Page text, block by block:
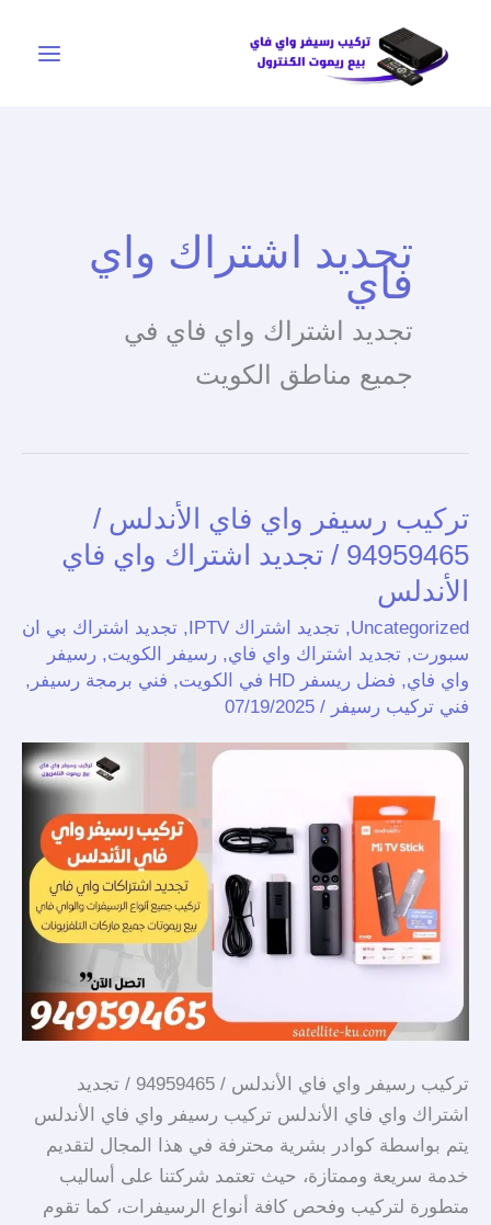
المحتوى
تجديد اشتراك واي
فاي
تجديد اشتراك واي فاي في
جميع مناطق الكويت
تركيب رسيفر واي فاي الأندلس /
94959465 / تجديد اشتراك واي فاي
الأندلس
Uncategorized
, تجديد اشتراك IPTV , تجديد اشتراك بي ان
سبورت, تجديد اشتراك واي فاي, رسيفر الكويت, رسيفر
واي فاي, فضل ريسفر HD في الكويت , فني برمجة رسيفر ,
فني تركيب رسيفر /
07/19/2025
تركيب رسيفر واي فاي الأندلس / 94959465 / تجديد
اشتراك واي فاي الأندلس تركيب رسيفر واي فاي الأندلس
يتم بواسطة كوادر بشرية محترفة في هذا المجال لتقديم
خدمة سريعة وممتازة، حيث تعتمد شركتنا على أساليب
متطورة لتركيب وفحص كافة أنواع الرسيفرات، كما تقوم
تركيب
رسيفر
واي
فاي
الأندلس
94959465
تجديد
اشتراك
الأندلس